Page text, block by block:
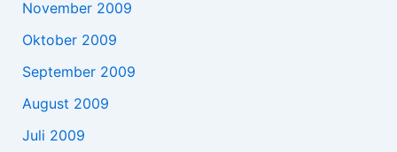
November 2009
Oktober 2009
September 2009
August 2009
Juli 2009